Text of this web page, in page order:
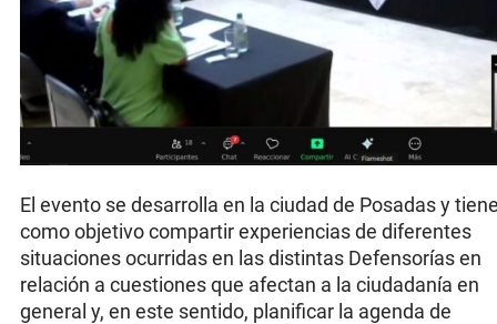
El evento se desarrolla en la ciudad de Posadas y
como objetivo compartir experiencias de diferentes
situaciones ocurridas en las distintas Defensorías en
relación a cuestiones que afectan a la ciudadanía en
general y, en este sentido, planificar la agenda de